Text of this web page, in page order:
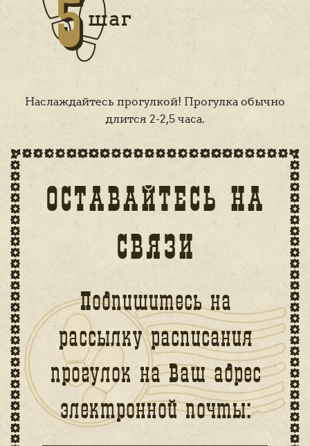
Наслаждайтесь прогулкой! Прогулка обычно
длится 2-2,5 часа.
ОСТАВАЙТЕСЬ НА
СВЯЗИ
Подпишитесь на
рассылку расписания
прогулок на Ваш адрес
электронной почты: